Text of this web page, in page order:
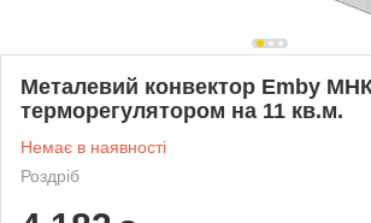
Металевий конвектор Emby
терморегулятором на 11 кв.м.
Немає в наявності
Роздріб